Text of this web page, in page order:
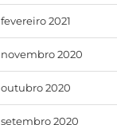
fevereiro 2021
novembro 2020
outubro 2020
setembro 2020